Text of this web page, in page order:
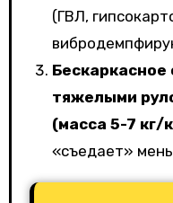
(ГВЛ,
Бескаркасное
тяжелыми
(масса 5-7 кг/
«съедает»